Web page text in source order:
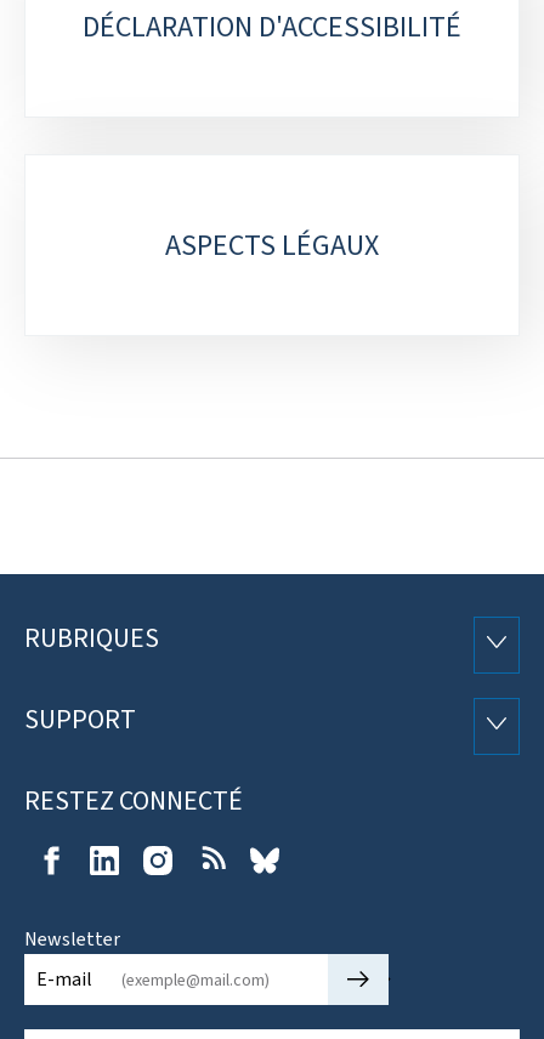
DÉCLARATION D'ACCESSIBILITÉ
ASPECTS LÉGAUX
Pied
page
RUBRIQUES
SUPPORT
RESTEZ CONNECTÉ
FacebookLinkedIn InstagramRSS
Newsletter
E-mail
🡒